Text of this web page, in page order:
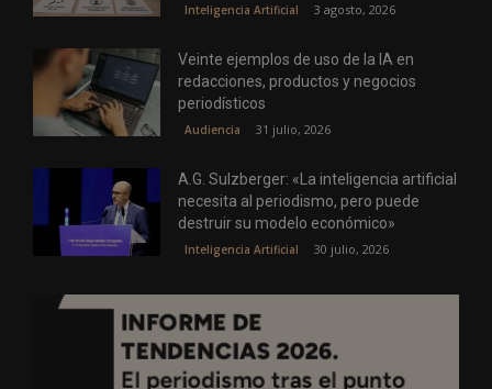
Inteligencia Artificial 3 agosto, 2026
Veinte ejemplos de uso de la IA en
redacciones, productos y negocios
periodísticos
Audiencia 31 julio, 2026
A.G. Sulzberger: «La inteligencia artificial
necesita al periodismo, pero puede
destruir su modelo económico»
Inteligencia Artificial 30 julio, 2026